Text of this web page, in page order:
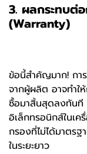
3. ผลกระทบต่
(Warranty)
ข้อนี้สำคัญมาก! การ
จากผู้ผลิต อาจทำใ
ซื้อมาสิ้นสุดลงทันที
อิเล็กทรอนิกส์ในเค
กรองที่ไม่ได้มาตรฐ
ในระยะยาว